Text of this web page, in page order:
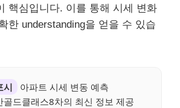
핵심입니다. 이를 통해 시세 변화
한 understanding을 얻을 수 있습
시
아파트 시세 변동 예측
골드클래스8차의 최신 정보 제공